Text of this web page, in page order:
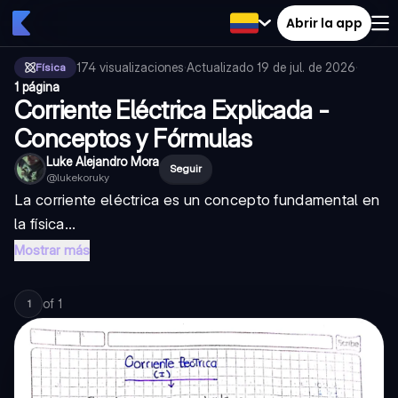
Abrir la app
Física 174 visualizaciones·Actualizado 19 de jul. de 2026·
1 página
Corriente Eléctrica Explicada -
Conceptos y Fórmulas
Luke Alejandro Mora
@lukekoruky
Seguir
La corriente eléctrica es un concepto fundamental en
la física...
Mostrar más
1 of 1